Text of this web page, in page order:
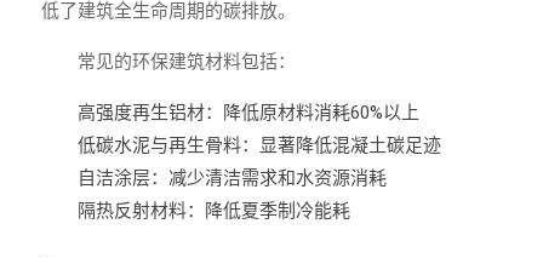
低了建筑全生命周期的碳排放。
常见的环保建筑材料包括：
高强度再生铝材：降低原材料消耗60%以上
低碳水泥与再生骨料：显著降低混凝土碳足迹
自洁涂层：减少清洁需求和水资源消耗
隔热反射材料：降低夏季制冷能耗